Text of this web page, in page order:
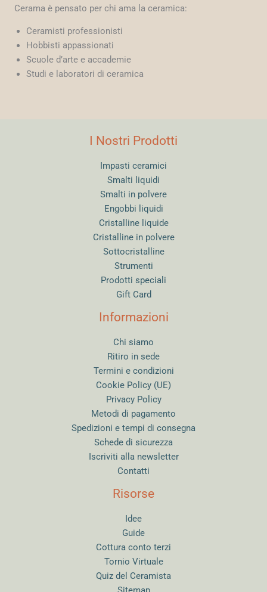
Cerama è pensato per chi ama la ceramica:
Ceramisti professionisti
Hobbisti appassionati
Scuole d’arte e accademie
Studi e laboratori di ceramica
I Nostri Prodotti
Impasti ceramici
Smalti liquidi
Smalti in polvere
Engobbi liquidi
Cristalline liquide
Cristalline in polvere
Sottocristalline
Strumenti
Prodotti speciali
Gift Card
Informazioni
Chi siamo
Ritiro in sede
Termini e condizioni
Cookie Policy (UE)
Privacy Policy
Metodi di pagamento
Spedizioni e tempi di consegna
Schede di sicurezza
Iscriviti alla newsletter
Contatti
Risorse
Idee
Guide
Cottura conto terzi
Tornio Virtuale
Quiz del Ceramista